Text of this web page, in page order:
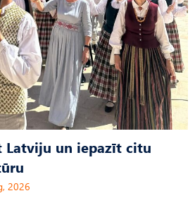
Latviju un iepazīt citu
2026